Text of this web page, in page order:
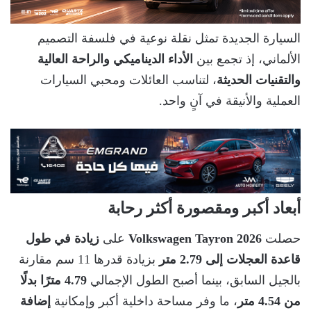
السيارة الجديدة تمثل نقلة نوعية في فلسفة التصميم
الألماني، إذ تجمع بين الأداء الديناميكي والراحة العالية
والتقنيات الحديثة، لتناسب العائلات ومحبي السيارات
العملية والأنيقة في آنٍ واحد.
أبعاد أكبر ومقصورة أكثر رحابة
حصلت Volkswagen Tayron 2026 على زيادة في طول
قاعدة العجلات إلى 2.79 متر
بزيادة قدرها 11 سم مقارنة
بالجيل السابق، بينما أصبح الطول الإجمالي
4.79 مترًا بدلًا
من 4.54 متر
، ما وفر مساحة داخلية أكبر وإمكانية إضافة